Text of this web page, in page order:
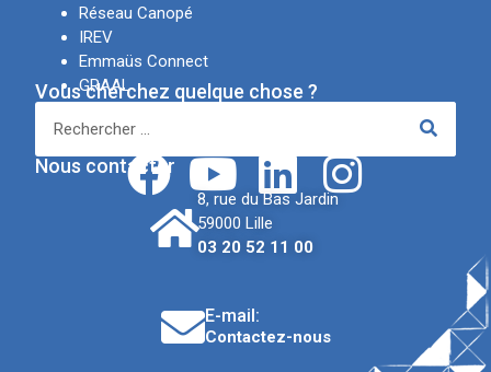
Réseau Canopé
IREV
Emmaüs Connect
GRAAL
Vous cherchez quelque chose ?
Nous contacter
8, rue du Bas Jardin
59000 Lille
03 20 52 11 00
E-mail:
Contactez-nous